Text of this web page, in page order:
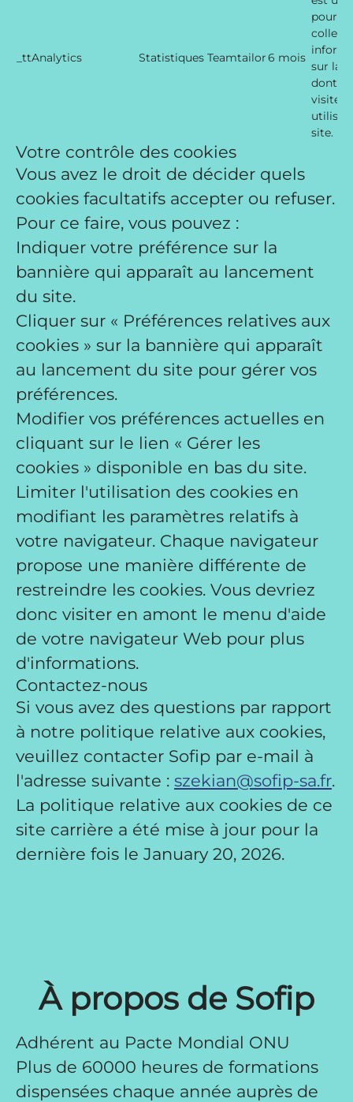
_ttAnalytics Statistiques Teamtailor6 mois
pour
sur la
dont
site.
Votre contrôle des cookies
Vous avez le droit de décider quels
cookies facultatifs accepter ou refuser.
Pour ce faire, vous pouvez :
Indiquer votre préférence sur la
bannière qui apparaît au lancement
du site.
Cliquer sur « Préférences relatives aux
cookies » sur la bannière qui apparaît
au lancement du site pour gérer vos
préférences.
Modifier vos préférences actuelles en
cliquant sur le lien « Gérer les
cookies » disponible en bas du site.
Limiter l'utilisation des cookies en
modifiant les paramètres relatifs à
votre navigateur. Chaque navigateur
propose une manière différente de
restreindre les cookies. Vous devriez
donc visiter en amont le menu d'aide
de votre navigateur Web pour plus
d'informations.
Contactez-nous
Si vous avez des questions par rapport
à notre politique relative aux cookies,
veuillez contacter Sofip par e-mail à
l'adresse suivante : szekian@sofip-sa.fr.
La politique relative aux cookies de ce
site carrière a été mise à jour pour la
dernière fois le January 20, 2026.
À propos de Sofip
Adhérent au Pacte Mondial ONU
Plus de 60000 heures de formations
dispensées chaque année auprès de